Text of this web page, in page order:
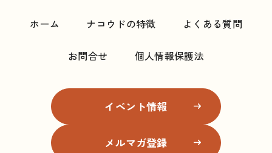
ホーム ナコウドの特徴 よくある質問
お問合せ 個人情報保護法
イベント情報
メルマガ登録